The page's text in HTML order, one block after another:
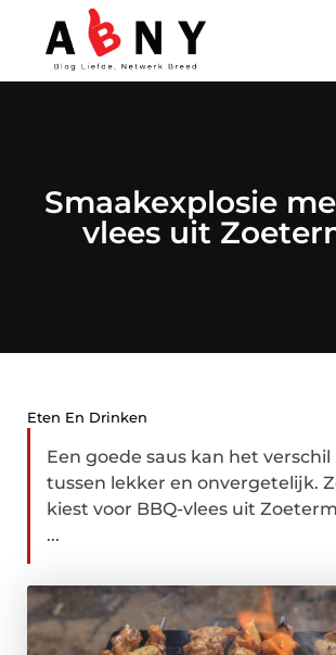
Smaakexplosie
vlees uit
Eten En Drinken
Een goede saus kan het
tussen lekker en onvergetelijk.
kiest voor BBQ-vlees uit
...